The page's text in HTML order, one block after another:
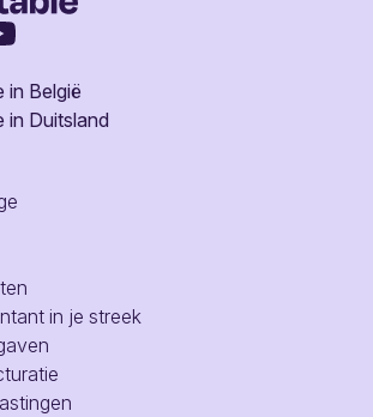
in België
in Duitsland
in je streek